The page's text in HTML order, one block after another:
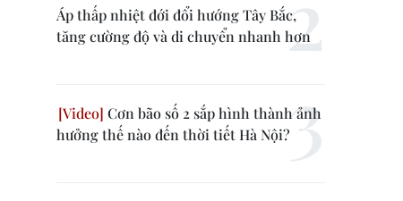
Áp thấp nhiệt đới đổi hướng Tây Bắc,
tăng cường độ và di chuyển nhanh hơn
Cơn bão số 2 sắp hình thành ảnh
hưởng thế nào đến thời tiết Hà Nội?